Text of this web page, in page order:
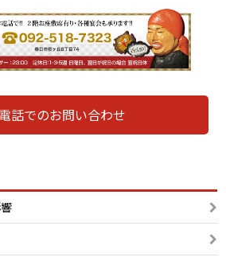
話でのお問い合わせ